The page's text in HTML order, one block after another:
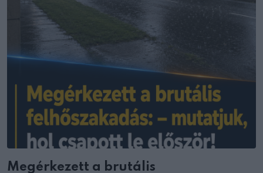
Megérkezett a brutális